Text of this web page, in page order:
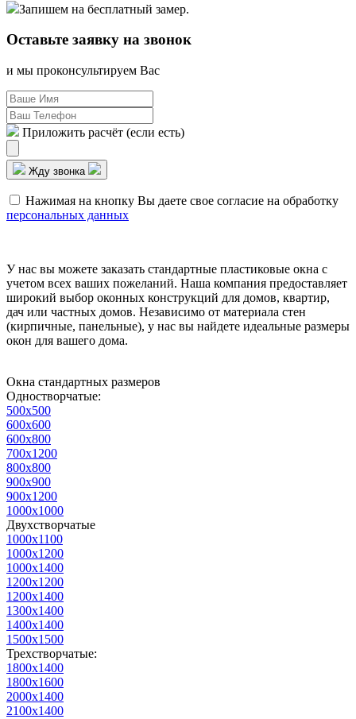
Запишем на бесплатный замер.
Оставьте заявку на звонок
и мы проконсультируем Вас
Приложить расчёт (если есть)
Жду звонка
Нажимая на кнопку Вы даете свое согласие на обработку
персональных данных
У нас вы можете заказать стандартные пластиковые окна с
учетом всех ваших пожеланий. Наша компания предоставляет
широкий выбор оконных конструкций для домов, квартир,
дач или частных домов. Независимо от материала стен
(кирпичные, панельные), у нас вы найдете идеальные размеры
окон для вашего дома.
Окна стандартных размеров
Одностворчатые:
500х500
600х600
600х800
700х1200
800х800
900х900
900х1200
1000х1000
Двухстворчатые
1000х1100
1000х1200
1000х1400
1200х1200
1200х1400
1300х1400
1400х1400
1500х1500
Трехстворчатые:
1800х1400
1800х1600
2000х1400
2100х1400